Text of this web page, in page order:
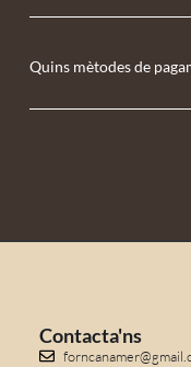
Quins mètodes de
Contacta'ns